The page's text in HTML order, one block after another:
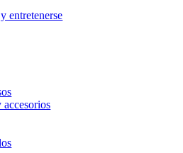
entretenerse
accesorios